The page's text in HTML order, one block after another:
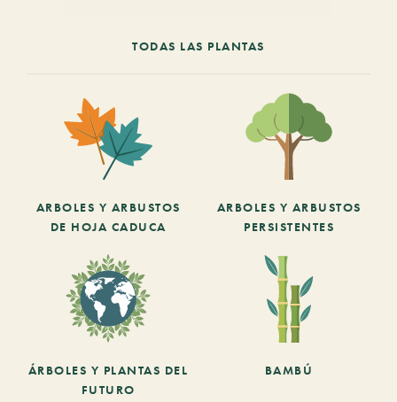
TODAS LAS PLANTAS
ARBOLES Y ARBUSTOS
DE HOJA CADUCA
ARBOLES Y ARBUSTOS
PERSISTENTES
ÁRBOLES Y PLANTAS DEL
FUTURO
BAMBÚ